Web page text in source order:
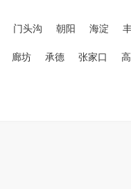
门头沟 朝阳 海淀
廊坊 承德 张家口